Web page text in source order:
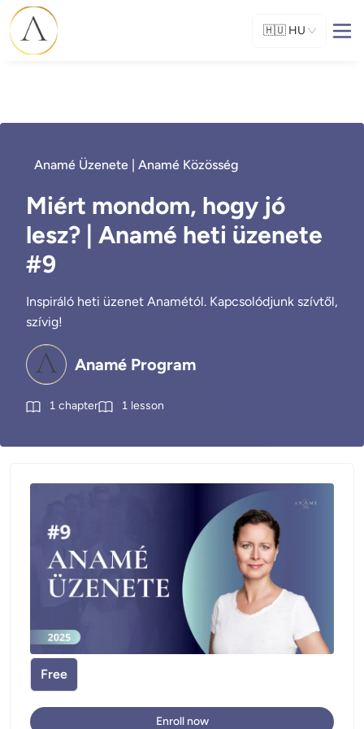
🇭🇺 HU
Anamé Üzenete | Anamé Közösség
Miért mondom, hogy jó
lesz? | Anamé heti üzenete
#9
Inspiráló heti üzenet Anamétól. Kapcsolódjunk szívtől,
szívig!
Anamé Program
1 chapter 1 lesson
Free
Enroll now